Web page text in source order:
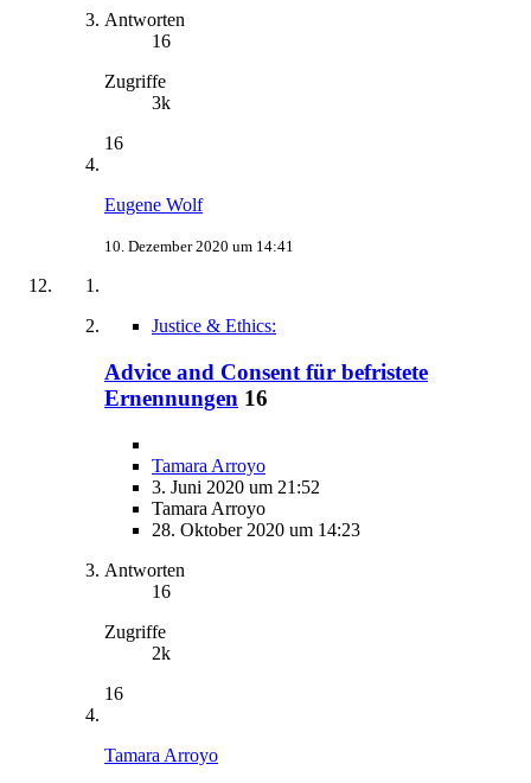
Antworten
16
Zugriffe
3k
16
Eugene Wolf
10. Dezember 2020 um 14:41
Justice & Ethics:
Advice and Consent für befristete
Ernennungen 16
Tamara Arroyo
3. Juni 2020 um 21:52
Tamara Arroyo
28. Oktober 2020 um 14:23
Antworten
16
Zugriffe
2k
16
Tamara Arroyo